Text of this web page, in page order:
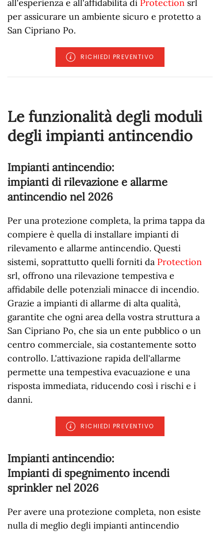
all'esperienza e all'affidabilità di Protection srl
per assicurare un ambiente sicuro e protetto a
San Cipriano Po.
RICHIEDI PREVENTIVO
Le funzionalità degli moduli
degli impianti antincendio
Impianti antincendio:
impianti di rilevazione e allarme
antincendio nel 2026
Per una protezione completa, la prima tappa da
compiere è quella di installare impianti di
rilevamento e allarme antincendio. Questi
sistemi, soprattutto quelli forniti da Protection
srl, offrono una rilevazione tempestiva e
affidabile delle potenziali minacce di incendio.
Grazie a impianti di allarme di alta qualità,
garantite che ogni area della vostra struttura a
San Cipriano Po, che sia un ente pubblico o un
centro commerciale, sia costantemente sotto
controllo. L'attivazione rapida dell'allarme
permette una tempestiva evacuazione e una
risposta immediata, riducendo così i rischi e i
danni.
RICHIEDI PREVENTIVO
Impianti antincendio:
Impianti di spegnimento incendi
sprinkler nel 2026
Per avere una protezione completa, non esiste
nulla di meglio degli impianti antincendio